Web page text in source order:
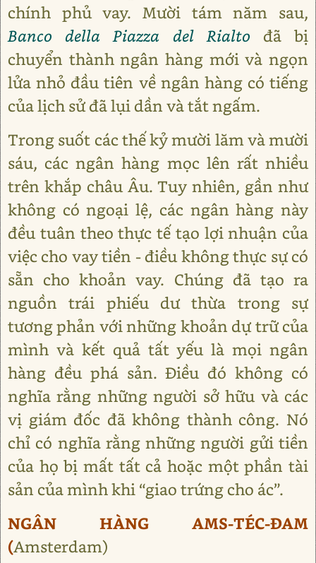
chính phủ vay. Mười tám năm sau,
Banco della Piazza del Rialto đã bị
chuyển thành ngân hàng mới và ngọn
lửa nhỏ đầu tiên về ngân hàng có tiếng
của lịch sử đã lụi dần và tắt ngấm.
Trong suốt các thế kỷ mười lăm và mười
sáu, các ngân hàng mọc lên rất nhiều
trên khắp châu Âu. Tuy nhiên, gần như
không có ngoại lệ, các ngân hàng này
đều tuân theo thực tế tạo lợi nhuận của
việc cho vay tiền - điều không thực sự có
sẵn cho khoản vay. Chúng đã tạo ra
nguồn trái phiếu dư thừa trong sự
tương phản với những khoản dự trữ của
mình và kết quả tất yếu là mọi ngân
hàng đều phá sản. Điều đó không có
nghĩa rằng những người sở hữu và các
vị giám đốc đã không thành công. Nó
chỉ có nghĩa rằng những người gửi tiền
của họ bị mất tất cả hoặc một phần tài
sản của mình khi “giao trứng cho ác”.
NGÂN HÀNG AMS-TÉC-ĐAM
(Amsterdam)